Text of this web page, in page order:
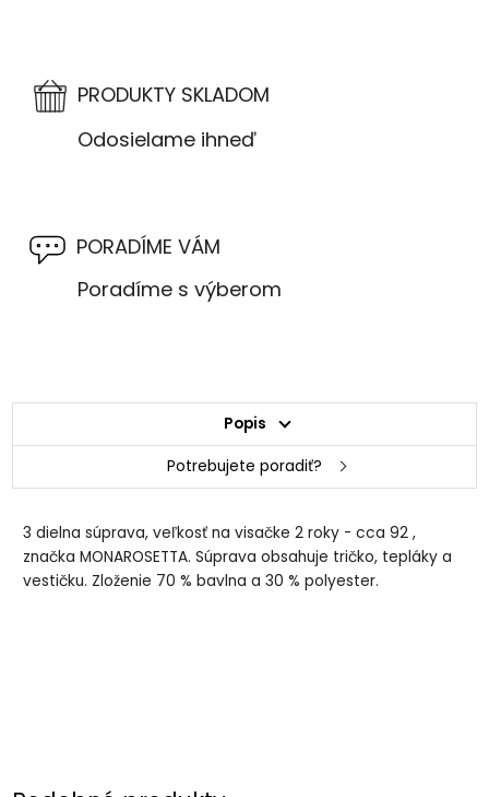
PRODUKTY SKLADOM
Odosielame ihneď
PORADÍME VÁM
Poradíme s výberom
Popis
Potrebujete poradiť?
3 dielna súprava, veľkosť na visačke 2 roky - cca 92 ,
značka MONAROSETTA. Súprava obsahuje tričko, tepláky a
vestičku. Zloženie 70 % bavlna a 30 % polyester.